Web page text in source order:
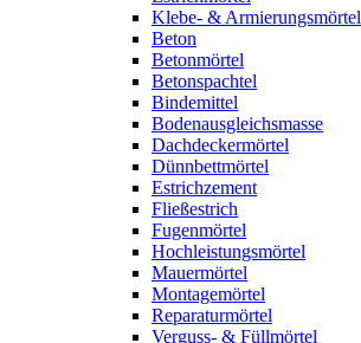
Klebe- & Armierungsmörtel
Beton
Betonmörtel
Betonspachtel
Bindemittel
Bodenausgleichsmasse
Dachdeckermörtel
Dünnbettmörtel
Estrichzement
Fließestrich
Fugenmörtel
Hochleistungsmörtel
Mauermörtel
Montagemörtel
Reparaturmörtel
Verguss- & Füllmörtel